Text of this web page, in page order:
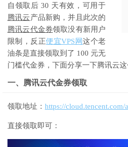
自领取后 30 天有效，可用于
腾讯云产品新购，并且此次的
腾讯云代金券领取没有新用户
限制，反正便宜VPS网这个老
油条是直接领取到了 100 元无
门槛代金券，下面分享一下腾讯云这
一、腾讯云代金券领取
领取地址： https://cloud.tencent.com/
直接领取即可：